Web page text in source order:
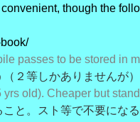
though the
passes to be stored in
２等しかありませんが）
old). Cheaper but
こと。スト等で不要にな